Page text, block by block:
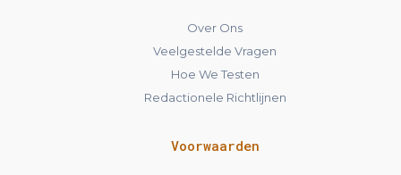
Over Ons
Veelgestelde Vragen
Hoe We Testen
Redactionele Richtlijnen
Voorwaarden